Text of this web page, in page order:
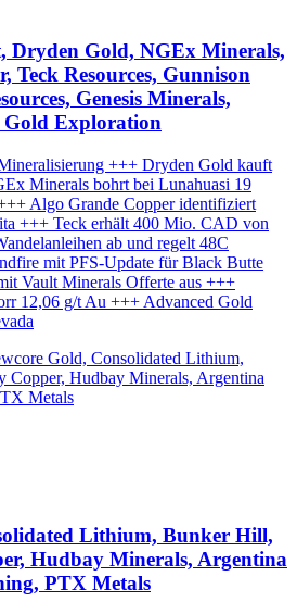
Dryden Gold, NGEx Minerals,
Teck Resources, Gunnison
Genesis Minerals,
Gold Exploration
+++ Dryden Gold kauft
Minerals bohrt bei Lunahuasi 19
Algo Grande Copper identifiziert
+++ Teck erhält 400 Mio. CAD von
ab und regelt 48C
mit PFS-Update für Black Butte
Vault Minerals Offerte aus +++
12,06 g/t Au +++ Advanced Gold
Lithium, Bunker Hill,
Hudbay Minerals, Argentina
PTX Metals